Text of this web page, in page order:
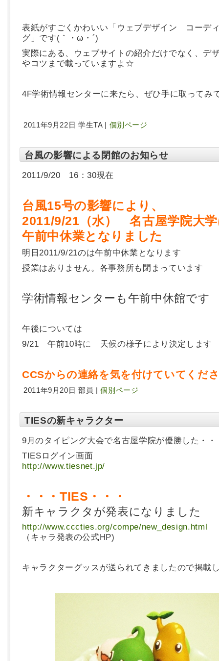
表紙がすごくかわいい「ウェブデザイン コーデ
グ」です(｀・ω・´)
実際にある、ウェブサイトの紹介だけでなく、デ
やコツまで載っていますよ☆
4F学術情報センターに来たら、ぜひ手に取ってみ
2011年9月22日 学生TA | 個別ページ
台風の影響による閉館のお知らせ
2011/9/20 16：30現在
台風15号の影響により、
2011/9/21（水） 名古屋学院大
午前中休業となりました
明日2011/9/21のは午前中休業となります
授業はありません。各事務所も閉まっています
学術情報センターも午前中休館です
午後については
9/21 午前10時に 天候の様子により決定します
CCSからの連絡を気を付けていてくだ
2011年9月20日 部員 |個別ページ
TIESの新キャラクター
9月のタイピング大会で名古屋学院が優勝した・
TIESログイン画面
http://www.tiesnet.jp/
・・・TIES・・・
新キャラクタが発表になりました
http://www.cccties.org/compe/new_design.html
（キャラ発表の公式HP)
キャラクターグッスが送られてきましたので掲載